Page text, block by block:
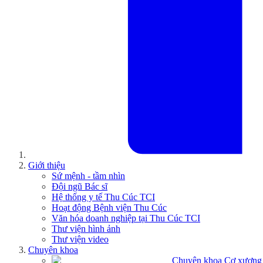
Giới thiệu
Sứ mệnh - tầm nhìn
Đội ngũ Bác sĩ
Hệ thống y tế Thu Cúc TCI
Hoạt động Bệnh viện Thu Cúc
Văn hóa doanh nghiệp tại Thu Cúc TCI
Thư viện hình ảnh
Thư viện video
Chuyên khoa
Chuyên khoa Cơ